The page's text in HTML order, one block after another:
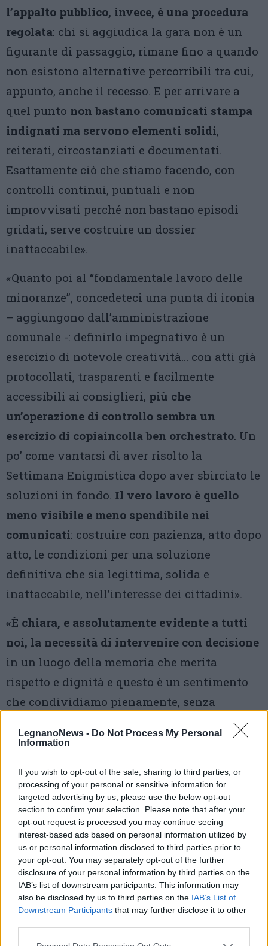
LegnanoNews - Do Not Process My Personal
Information
If you wish to opt-out of the sale, sharing to third parties, or
processing of your personal or sensitive information for
targeted advertising by us, please use the below opt-out
section to confirm your selection. Please note that after your
opt-out request is processed you may continue seeing
interest-based ads based on personal information utilized by
us or personal information disclosed to third parties prior to
your opt-out. You may separately opt-out of the further
disclosure of your personal information by third parties on the
IAB’s list of downstream participants. This information may
also be disclosed by us to third parties on the IAB’s List of
Downstream Participants that may further disclose it to other
l’appalto pubblico, invece, è una procedura
regolata: chi si aggiudica la gara non è un
figurante di passaggio, rimane fino a quando
non esistono alternative percorribili tra cui,
appunto, anche il recesso. E per arrivare a
quel punto non bastano comunicati stampa
indignati ma servono elementi solidi,
reiterati, circostanziati e documentati.
Esattamente ciò che stiamo facendo, con
controlli continui, puntuali e non
improvvisati perché non bastano episodi
gridati, serve costruire un dossier
inattaccabile».
«Quanto poi al “fondamentale lavoro delle
minoranze”, concedeteci una punta di ironia
– aggiungono dall’amministrazione
comunale -: definirlo impegnativo è un
esercizio di notevole creatività… con atti già
protocollati, trasparenti e facilmente
accessibili ai consiglieri, più che
un’operazione di controllo sembra un
esercizio di copiaincolla ben orchestrato. Un
po’ come vantarsi di aver risolto la
Settimana Enigmistica dopo aver sbirciato le
soluzioni in fondo. Il vero lavoro è quello
meno visibile e meno spendibile nei
comunicati: costruire con pazienza, atto dopo
atto, le condizioni per una soluzione
definitiva che sia legittima, solida e
inattaccabile, nell’interesse dei cittadini».
«È chiara, e assolutamente evidente a tutti
noi, la necessità di intervenire con decisione
in un luogo della memoria che merita
rispetto e dignità e questo è un sentimento
che condividiamo pienamente, senza
bisogno di proclami e senza che alcuna forza
politica possa rivendicarne il monopolio –
Amministrare non è come stare a bordo
campo con il megafono in mano: è più simile
a una partita a scacchi, dovenon vince chi
urla di più ma chi arriva fino in fondo, con
tenacia, mossa dopo mossa, nel rispetto delle
regole e con alternative percorribili alla
mano».
Foto di archivio